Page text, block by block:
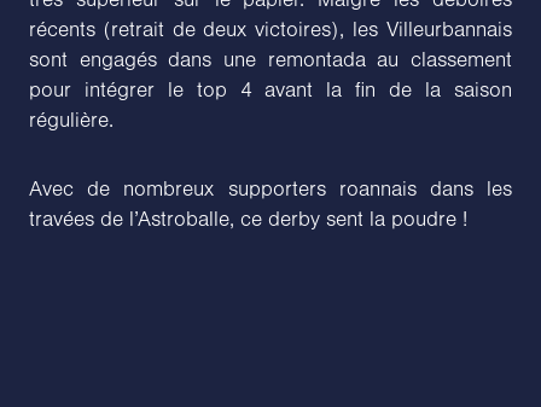
récents (retrait de deux victoires), les Villeurbannais
sont engagés dans une remontada au classement
pour intégrer le top 4 avant la fin de la saison
régulière.
Avec de nombreux supporters roannais dans les
travées de l’Astroballe, ce derby sent la poudre !